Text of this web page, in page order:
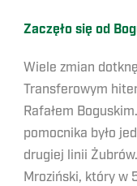
Zaczęło się od
Wiele zmian
Transferowym
Rafałem
pomocnika było
drugiej linii
Mroziński, który w